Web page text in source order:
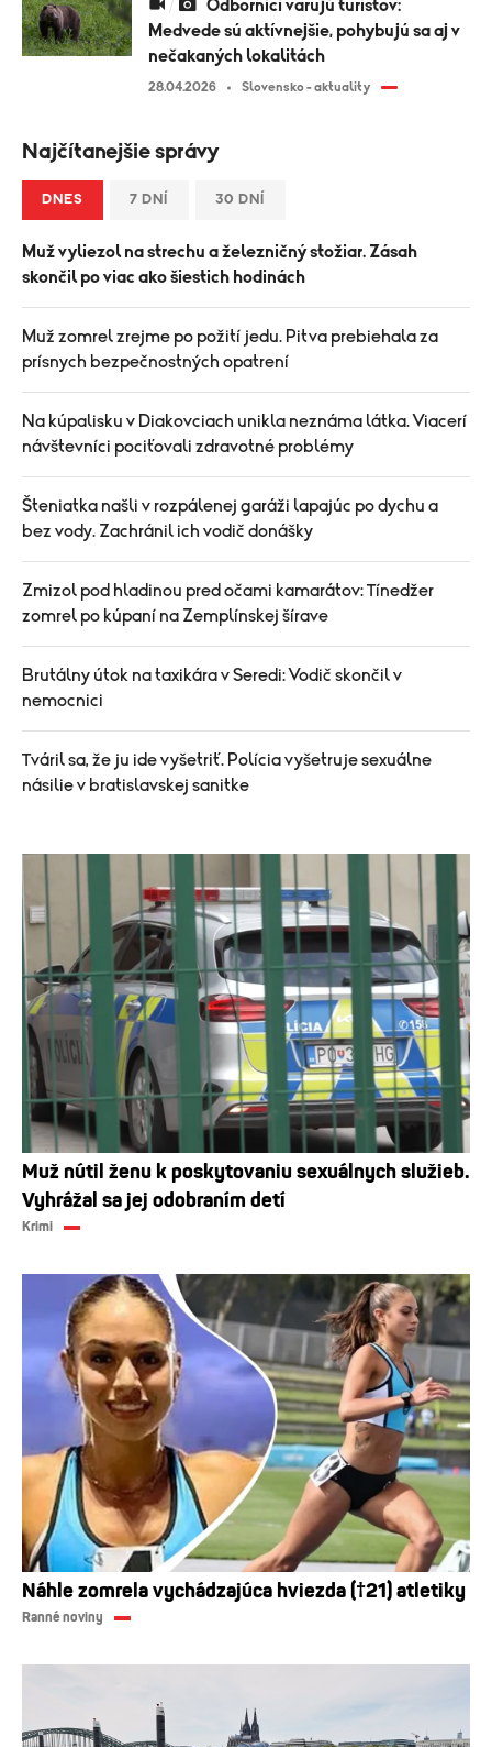
Medvede sú aktívnejšie, pohybujú sa aj v
nečakaných lokalitách
28.04.2026 Slovensko - aktuality
Najčítanejšie správy
DNES 7 DNÍ 30 DNÍ
Muž vyliezol na strechu a železničný stožiar. Zásah
skončil po viac ako šiestich hodinách
Muž zomrel zrejme po požití jedu. Pitva prebiehala za
prísnych bezpečnostných opatrení
Na kúpalisku v Diakovciach unikla neznáma látka. Viacerí
návštevníci pociťovali zdravotné problémy
Šteniatka našli v rozpálenej garáži lapajúc po dychu a
bez vody. Zachránil ich vodič donášky
Zmizol pod hladinou pred očami kamarátov: Tínedžer
zomrel po kúpaní na Zemplínskej šírave
Brutálny útok na taxikára v Seredi: Vodič skončil v
nemocnici
Tváril sa, že ju ide vyšetriť. Polícia vyšetruje sexuálne
násilie v bratislavskej sanitke
Muž nútil ženu k poskytovaniu sexuálnych služieb.
Vyhrážal sa jej odobraním detí
Krimi
Náhle zomrela vychádzajúca hviezda (†21) atletiky
Ranné noviny